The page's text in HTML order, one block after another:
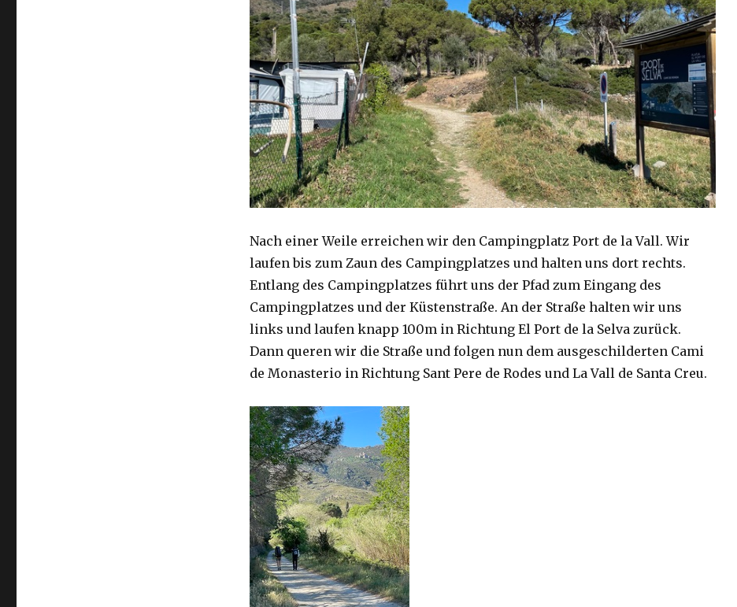
Nach einer Weile erreichen wir den Campingplatz Port de la Vall. Wir
laufen bis zum Zaun des Campingplatzes und halten uns dort rechts.
Entlang des Campingplatzes führt uns der Pfad zum Eingang des
Campingplatzes und der Küstenstraße. An der Straße halten wir uns
links und laufen knapp 100m in Richtung El Port de la Selva zurück.
Dann queren wir die Straße und folgen nun dem ausgeschilderten Cami
de Monasterio in Richtung Sant Pere de Rodes und La Vall de Santa Creu.